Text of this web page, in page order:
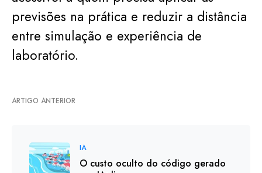
previsões na prática e reduzir a distância
entre simulação e experiência de
laboratório.
ARTIGO ANTERIOR
IA
O custo oculto do código gerado